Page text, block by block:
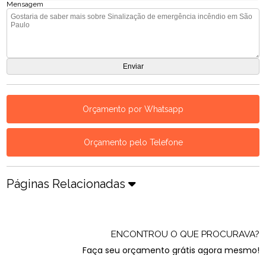
Mensagem
Orçamento por Whatsapp
Orçamento pelo Telefone
Páginas Relacionadas
ENCONTROU O QUE PROCURAVA?
Faça seu orçamento grátis agora mesmo!